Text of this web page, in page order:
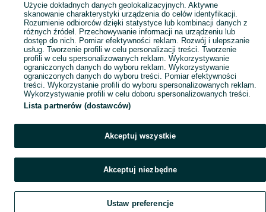
Użycie dokładnych danych geolokalizacyjnych. Aktywne
skanowanie charakterystyki urządzenia do celów identyfikacji.
Rozumienie odbiorców dzięki statystyce lub kombinacji danych z
różnych źródeł. Przechowywanie informacji na urządzeniu lub
dostęp do nich. Pomiar efektywności reklam. Rozwój i ulepszanie
usług. Tworzenie profili w celu personalizacji treści. Tworzenie
profili w celu spersonalizowanych reklam. Wykorzystywanie
ograniczonych danych do wyboru reklam. Wykorzystywanie
ograniczonych danych do wyboru treści. Pomiar efektywności
treści. Wykorzystanie profili do wyboru spersonalizowanych reklam.
Wykorzystywanie profili w celu doboru spersonalizowanych treści.
Lista partnerów (dostawców)
Akceptuj wszystkie
Akceptuj niezbędne
Ustaw preferencje